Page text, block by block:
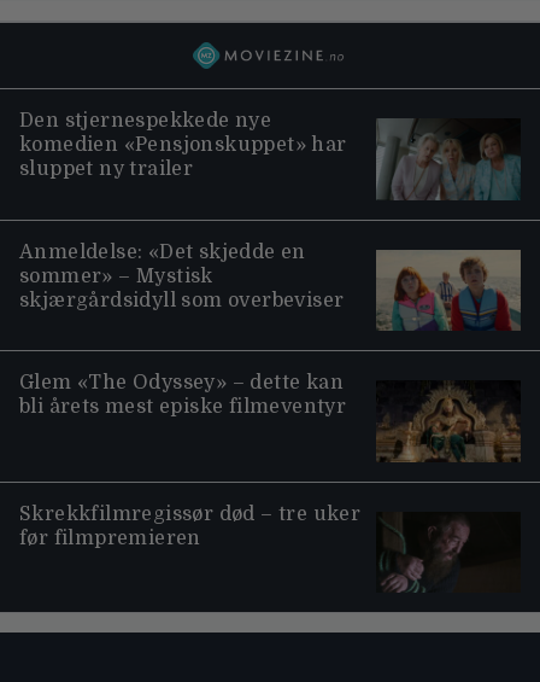
Den stjernespekkede nye
komedien «Pensjonskuppet» har
sluppet ny trailer
Anmeldelse: «Det skjedde en
sommer» – Mystisk
skjærgårdsidyll som overbeviser
Glem «The Odyssey» – dette kan
bli årets mest episke filmeventyr
Skrekkfilmregissør død – tre uker
før filmpremieren